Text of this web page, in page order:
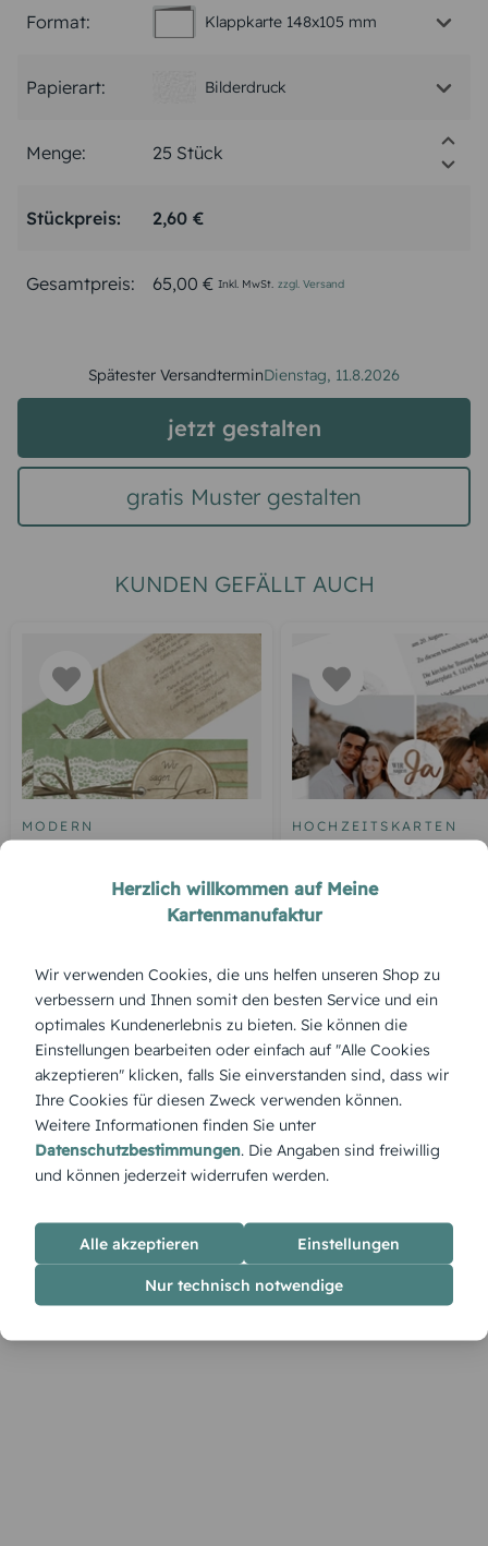
Format: Klappkarte 148x105 mm
Papierart: Bilderdruck
Menge:
Stückpreis: 2,60 €
Gesamtpreis: 65,00 € Inkl. MwSt. zzgl. Versand
Spätester VersandterminDienstag, 11.8.2026
jetzt gestalten
gratis Muster gestalten
KUNDEN GEFÄLLT AUCH
MODERN HOCHZEITSKARTEN
Produktbeschreibung
Verspielt, sympathisch und ein echter Blickfang – „Squiggle
Chubby“ ist eine Hochzeitseinladung, die zeigt: hier wird mit
Herz gefeiert.
Herzlich willkommen auf Meine
Kartenmanufaktur
Wir verwenden Cookies, die uns helfen unseren Shop zu
verbessern und Ihnen somit den besten Service und ein
optimales Kundenerlebnis zu bieten. Sie können die
Einstellungen bearbeiten oder einfach auf "Alle Cookies
akzeptieren" klicken, falls Sie einverstanden sind, dass wir
Ihre Cookies für diesen Zweck verwenden können.
Weitere Informationen finden Sie unter
Datenschutzbestimmungen. Die Angaben sind freiwillig
und können jederzeit widerrufen werden.
Alle akzeptieren Einstellungen
Nur technisch notwendige